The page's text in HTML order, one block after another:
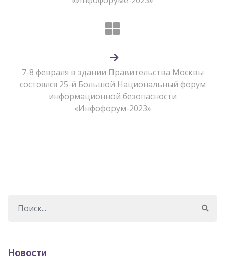
7-8 февраля в здании Правительства Москвы
состоялся 25-й Большой Национальный форум
информационной безопасности
«Инфофорум-2023»
Новости